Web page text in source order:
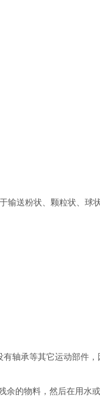
输送粉状、颗粒状、球
轴承等其它运动部件
的物料，然后在用水或